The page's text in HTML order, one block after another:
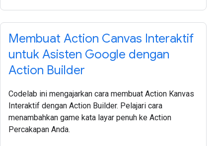
Membuat Action Canvas Interaktif
untuk Asisten Google dengan
Action Builder
Codelab ini mengajarkan cara membuat Action Kanvas
Interaktif dengan Action Builder. Pelajari cara
menambahkan game kata layar penuh ke Action
Percakapan Anda.